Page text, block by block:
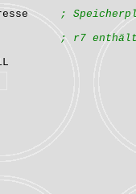
;
; r7 enthält